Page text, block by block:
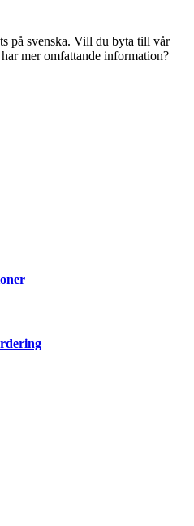
på svenska. Vill du byta till vår
mer omfattande information?